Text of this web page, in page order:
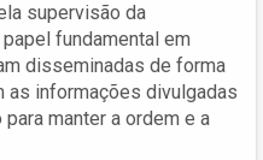
supervisão da
fundamental em
disseminadas de forma
as informações divulgadas
manter a ordem e a